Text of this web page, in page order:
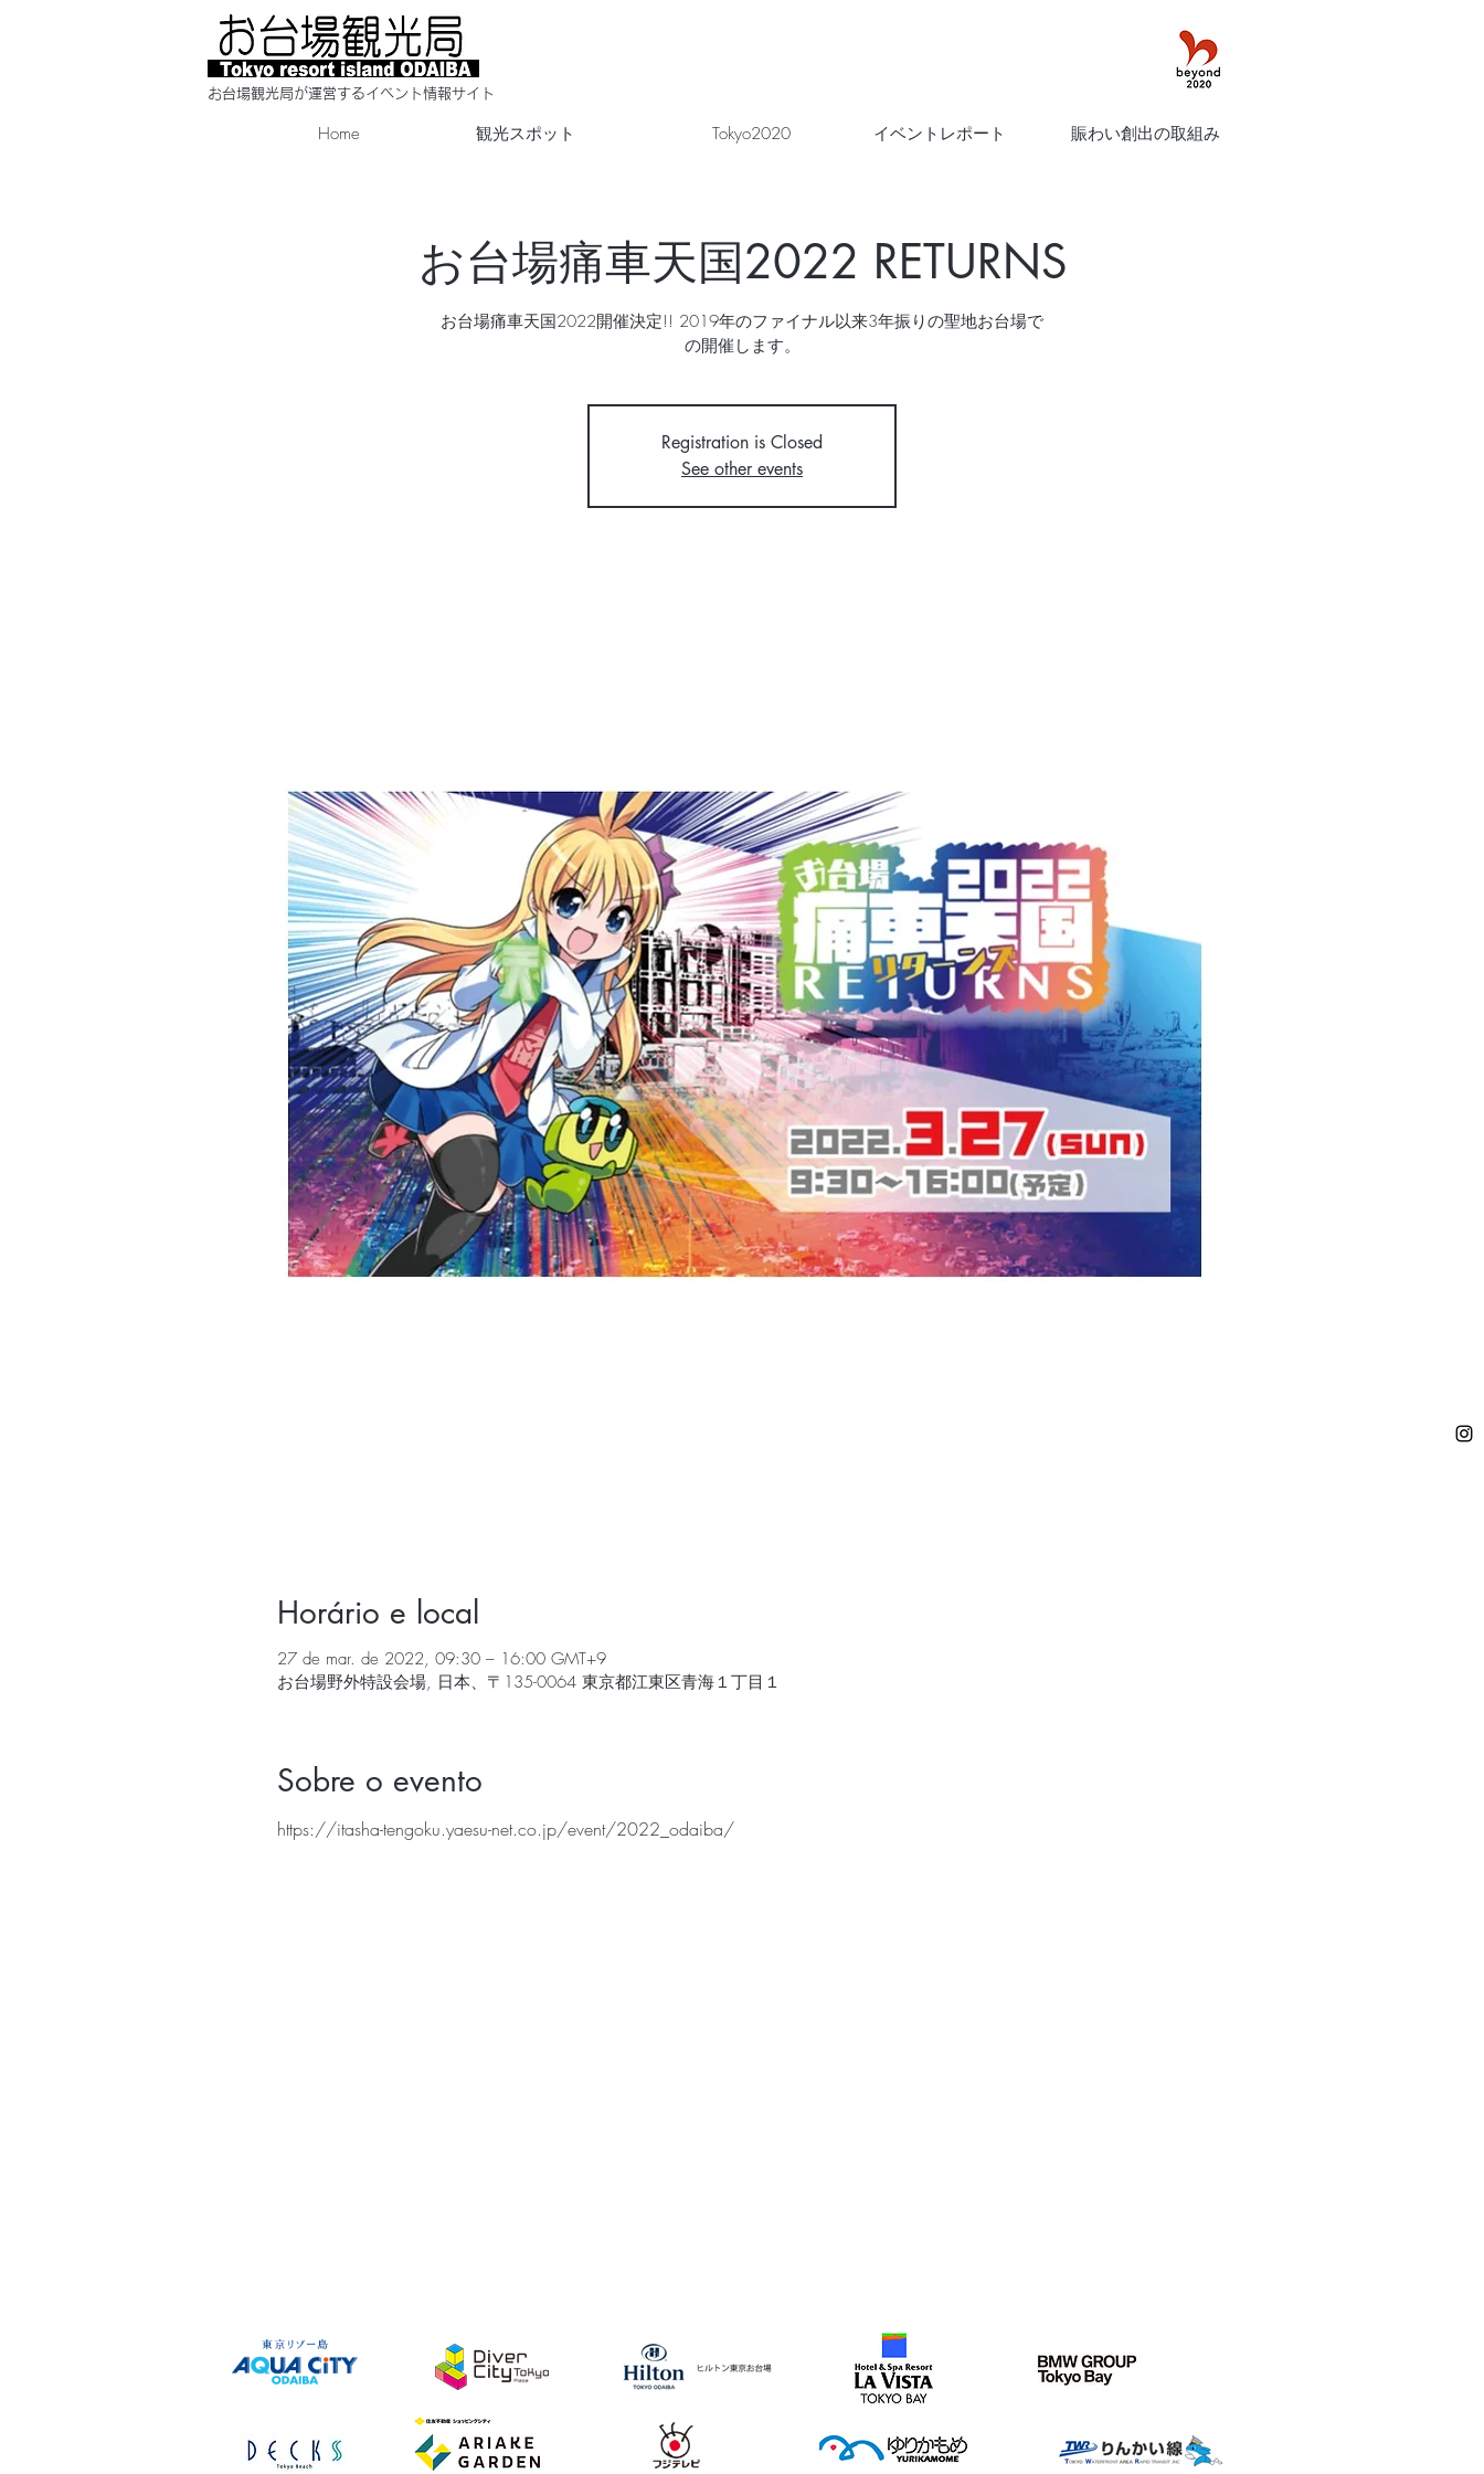
​お台場観光局が運営するイベント情報サイト
Home 観光スポット Tokyo2020 イベントレポート 賑わい創出の取組み
お台場痛車天国2022 RETURNS
お台場痛車天国2022開催決定!! 2019年のファイナル以来3年振りの聖地お台場で
の開催します。
Registration is Closed
See other events
Horário e local
27 de mar. de 2022, 09:30 – 16:00 GMT+9
お台場野外特設会場, 日本、〒135-0064 東京都江東区青海１丁目１
Sobre o evento
https://itasha-tengoku.yaesu-net.co.jp/event/2022_odaiba/